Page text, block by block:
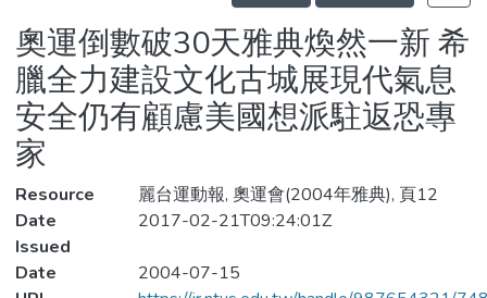
Statistics
奧運倒數破30天雅典煥然一新 希
臘全力建設文化古城展現代氣息
安全仍有顧慮美國想派駐返恐專
家
Resource
麗台運動報, 奧運會(2004年雅典), 頁12
Date
Issued
2017-02-21T09:24:01Z
Date
2004-07-15